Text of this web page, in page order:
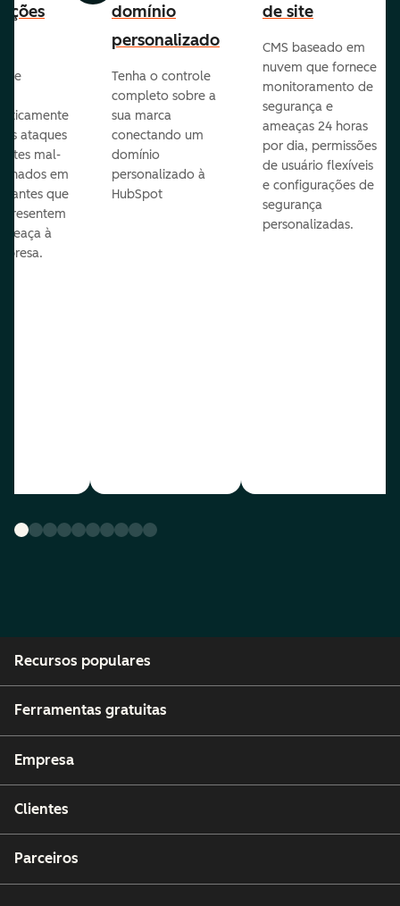
e
ataques
mal-
em
antes que
à
domínio
personalizado
Tenha o controle
completo sobre a
sua marca
conectando um
domínio
personalizado à
HubSpot
de site
CMS baseado em
nuvem que fornece
monitoramento de
segurança e
ameaças 24 horas
por dia, permissões
de usuário flexíveis
e configurações de
segurança
personalizadas.
Recursos populares
Ferramentas gratuitas
Empresa
Clientes
Parceiros